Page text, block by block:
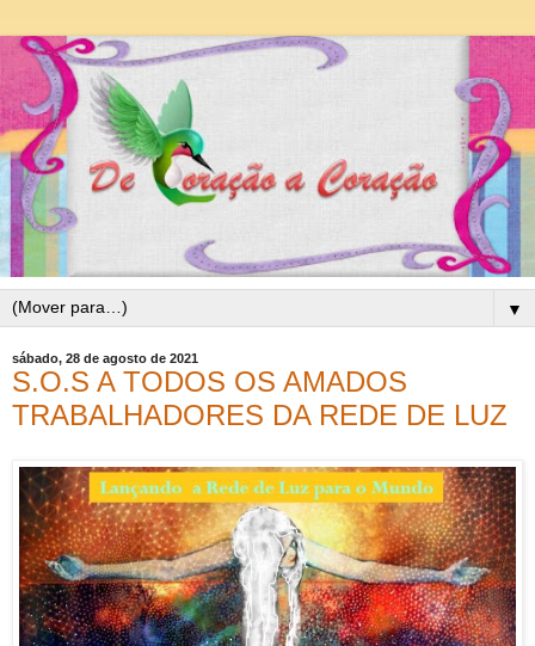
▼
sábado, 28 de agosto de 2021
S.O.S A TODOS OS AMADOS
TRABALHADORES DA REDE DE LUZ